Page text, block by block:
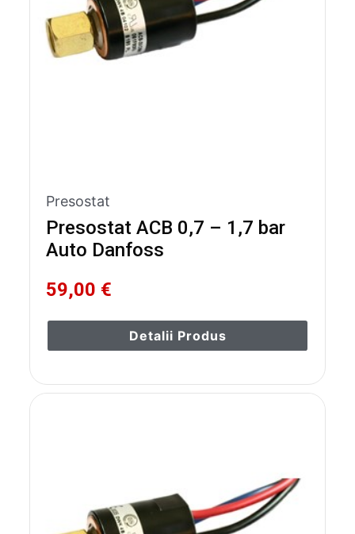
Presostat
Presostat ACB 0,7 – 1,7 bar
Auto Danfoss
59,00 €
Detalii Produs